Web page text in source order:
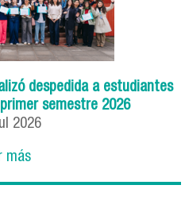
despedida a estudiantes
semestre 2026
2026
más